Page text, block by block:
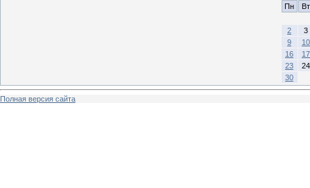
Пн
Вт
2
3
9
10
16
17
23
24
30
Полная версия сайта